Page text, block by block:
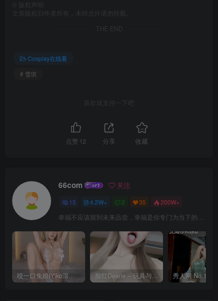
版权声明
文章版权归作者所有，未经允许请勿转载。
THE END
Cosplay在线看
# 雪琪
喜欢就支持一下吧
点赞 12 分享 收藏
66com 关注
15 4.2W+ 2 35 200W+
幸福不应该留到未来品尝，幸福是你专门为当下的自己所准备的
咬一口兔娘(Yiko湿润兔) – 8月 鸣潮-芙露德莉斯 [63P] 脸红Dearie – 玩具与你 [35P]